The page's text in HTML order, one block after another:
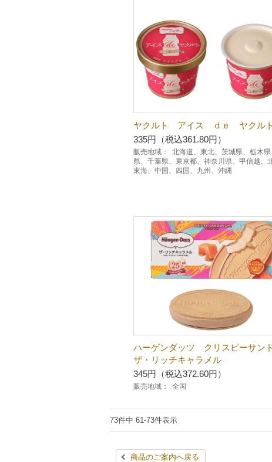
ヤクルト アイス ｄｅ ヤクルト
335円（税込361.80円）
販売地域：
北海道、東北、茨城県、栃木
県、千葉県、東京都、神奈川県、甲信越、
東海、中国、四国、九州、沖縄
ハーゲンダッツ クリスピーサン
ザ・リッチキャラメル
345円（税込372.60円）
販売地域： 全国
73件中 61-73件表示
商品のご案内へ戻る